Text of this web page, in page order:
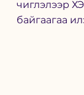
чиглэлээр
байгаагаа